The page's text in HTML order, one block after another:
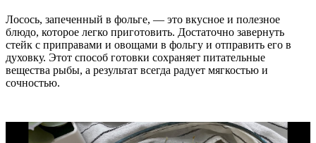
Лосось, запеченный в фольге, — это вкусное и полезное
блюдо, которое легко приготовить. Достаточно завернуть
стейк с приправами и овощами в фольгу и отправить его в
духовку. Этот способ готовки сохраняет питательные
вещества рыбы, а результат всегда радует мягкостью и
сочностью.